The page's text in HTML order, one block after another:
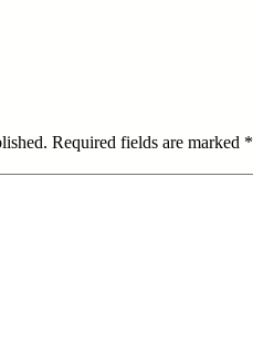
Required fields are marked *